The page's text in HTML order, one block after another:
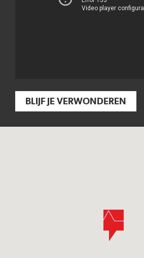
BLIJF JE VERWONDEREN